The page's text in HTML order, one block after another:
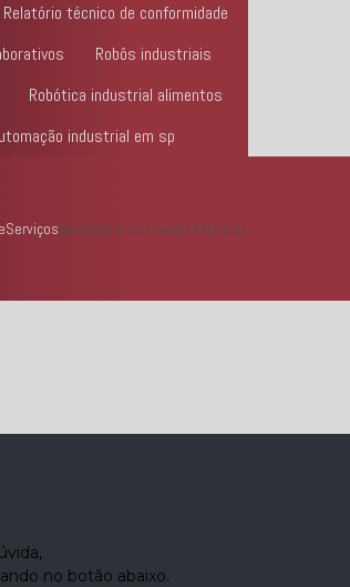
Relatório técnico de conformidade
Robôs industriais
Robótica industrial alimentos
industrial em sp
ServiçosMontagem de Painéis Elétricos
no botão abaixo.